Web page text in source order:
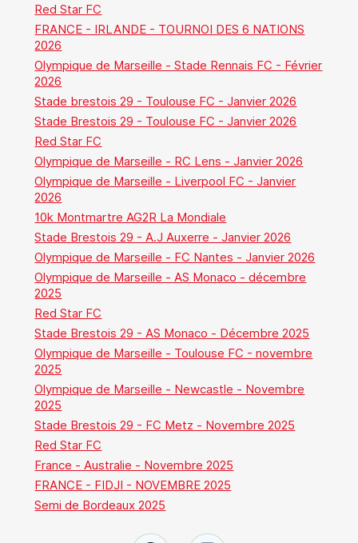
Red Star FC
FRANCE - IRLANDE - TOURNOI DES 6 NATIONS
2026
Olympique de Marseille - Stade Rennais FC - Février
2026
Stade brestois 29 - Toulouse FC - Janvier 2026
Stade Brestois 29 - Toulouse FC - Janvier 2026
Red Star FC
Olympique de Marseille - RC Lens - Janvier 2026
Olympique de Marseille - Liverpool FC - Janvier
2026
10k Montmartre AG2R La Mondiale
Stade Brestois 29 - A.J Auxerre - Janvier 2026
Olympique de Marseille - FC Nantes - Janvier 2026
Olympique de Marseille - AS Monaco - décembre
2025
Red Star FC
Stade Brestois 29 - AS Monaco - Décembre 2025
Olympique de Marseille - Toulouse FC - novembre
2025
Olympique de Marseille - Newcastle - Novembre
2025
Stade Brestois 29 - FC Metz - Novembre 2025
Red Star FC
France - Australie - Novembre 2025
FRANCE - FIDJI - NOVEMBRE 2025
Semi de Bordeaux 2025